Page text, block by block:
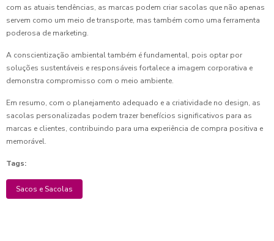
com as atuais tendências, as marcas podem criar sacolas que não apenas
servem como um meio de transporte, mas também como uma ferramenta
poderosa de marketing.
A conscientização ambiental também é fundamental, pois optar por
soluções sustentáveis e responsáveis fortalece a imagem corporativa e
demonstra compromisso com o meio ambiente.
Em resumo, com o planejamento adequado e a criatividade no design, as
sacolas personalizadas podem trazer benefícios significativos para as
marcas e clientes, contribuindo para uma experiência de compra positiva e
memorável.
Tags:
Sacos e Sacolas